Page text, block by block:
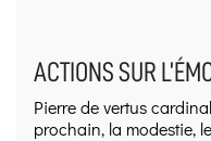
ACTIONS SUR
Pierre de vertus
prochain, la modestie,